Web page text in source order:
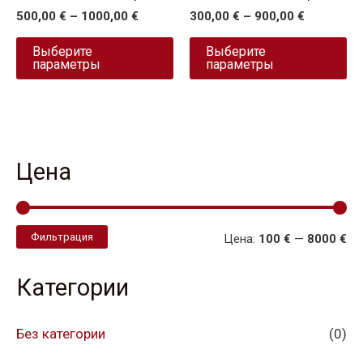
Цена
Фильтрация Цена: 100 € — 8000 €
Категории
Без категории (0)
500,00 € – 1000,00 €
Выберите
параметры
товара.
300,00 € – 900,00 €
Выберите
параметры